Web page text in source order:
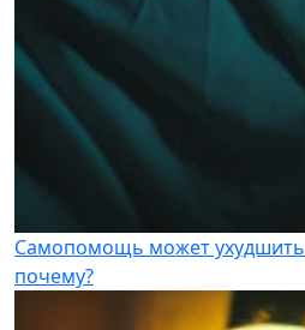
Самопомощь может ухудшить
почему?